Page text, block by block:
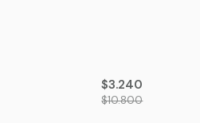
$3.240
$10.800